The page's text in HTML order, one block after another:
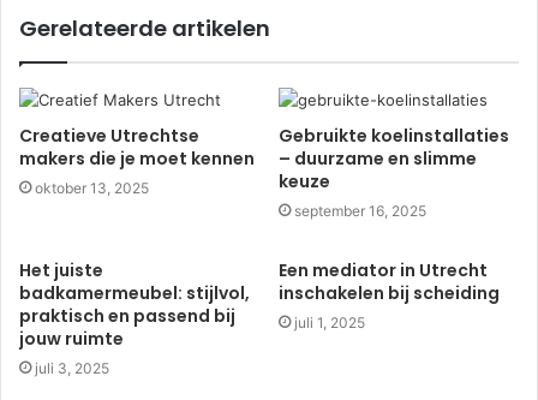
Gerelateerde artikelen
Creatieve Utrechtse
makers die je moet kennen
oktober 13, 2025
Gebruikte koelinstallaties
– duurzame en slimme
keuze
september 16, 2025
Het juiste
badkamermeubel: stijlvol,
praktisch en passend bij
jouw ruimte
juli 3, 2025
Een mediator in Utrecht
inschakelen bij scheiding
juli 1, 2025